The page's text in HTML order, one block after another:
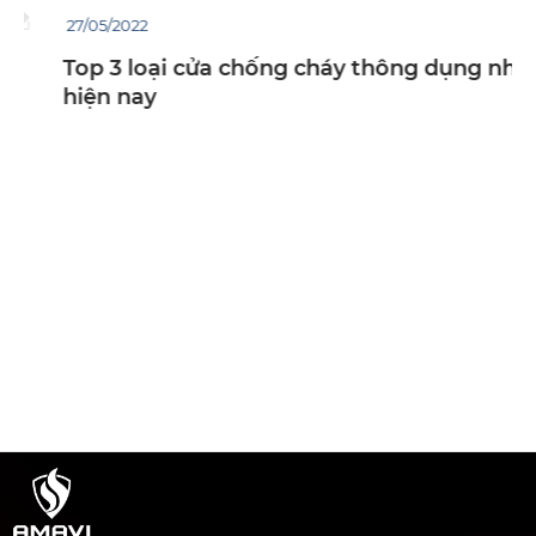
27/05/2022
Top 3 loại cửa chống cháy thông dụng nhất
hiện nay